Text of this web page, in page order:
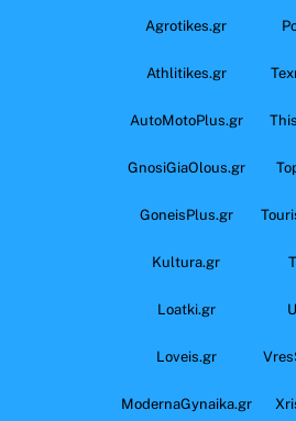
Agrotikes.gr
Athlitikes.gr
AutoMotoPlus.gr
GnosiGiaOlous.gr
GoneisPlus.gr
Kultura.gr
Loatki.gr
Loveis.gr
ModernaGynaika.gr